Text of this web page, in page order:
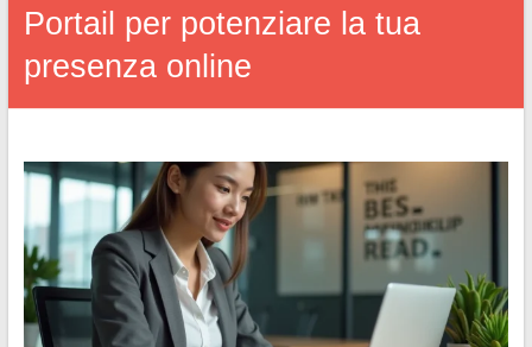
Portail per potenziare la tua
presenza online